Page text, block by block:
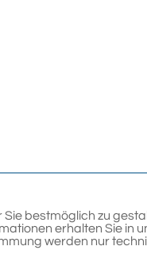
Sie bestmöglich zu
erhalten Sie in
werden nur